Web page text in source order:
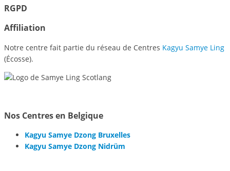
RGPD
Affiliation
Notre centre fait partie du réseau de Centres Kagyu Samye Ling
(Écosse).
Nos Centres en Belgique
Kagyu Samye Dzong Bruxelles
Kagyu Samye Dzong Nidrüm